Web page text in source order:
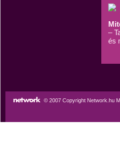
–
és
© 2007 Copyright Network.hu